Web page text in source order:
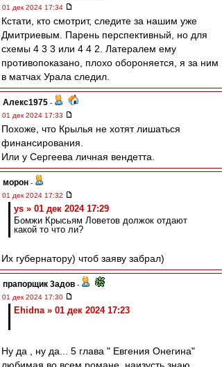
01 дек 2024 17:34
Кстати, кто смотрит, следите за нашим уже
Дмитриевым. Парень перспективный, но для
схемы 4 3 3 или 4 4 2. Латералем ему
противопоказано, плохо обороняется, я за ним
в матчах Урала следил.
Алекс1975 -
01 дек 2024 17:33
Похоже, что Крылья не хотят лишаться
финансирования.
Или у Сергеева личная вендетта.
морон -
01 дек 2024 17:32
ys » 01 дек 2024 17:29
Бомжи Крысьям Ловетов должок отдают
какой то что ли?
Их губернатору) чтоб заяву забрал)
прапорщик 3адoв -
01 дек 2024 17:30
Ehidna » 01 дек 2024 17:23
Ну да , ну да... 5 глава " Евгения Онегина"